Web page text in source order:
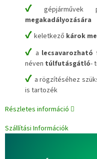
✔
megakadályozására
✔ keletkező károk
✔ a
néven túlfutásgátló-
✔ a rögzítéséhez
is tartozék
Részletes információ
Szállítási Információk